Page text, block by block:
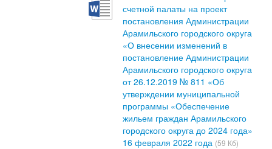
счетной палаты на проект
постановления Администрации
Арамильского городского округа
«О внесении изменений в
постановление Администрации
Арамильского городского округа
от 26.12.2019 № 811 «Об
утверждении муниципальной
программы «Обеспечение
жильем граждан Арамильского
городского округа до 2024 года»
16 февраля 2022 года (59 Кб)